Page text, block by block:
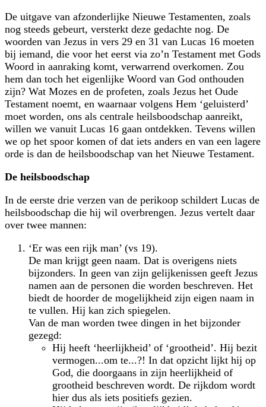
De uitgave van afzonderlijke Nieuwe Testamenten, zoals
nog steeds gebeurt, versterkt deze gedachte nog. De
woorden van Jezus in vers 29 en 31 van Lucas 16 moeten
bij iemand, die voor het eerst via zo’n Testament met Gods
Woord in aanraking komt, verwarrend overkomen. Zou
hem dan toch het eigenlijke Woord van God onthouden
zijn? Wat Mozes en de profeten, zoals Jezus het Oude
Testament noemt, en waarnaar volgens Hem ‘geluisterd’
moet worden, ons als centrale heils­boodschap aanreikt,
willen we vanuit Lucas 16 gaan ontdekken. Tevens willen
we op het spoor komen of dat iets anders en van een lagere
orde is dan de heils­boodschap van het Nieuwe Testament.
De heilsboodschap
In de eerste drie verzen van de perikoop schildert Lucas de
heilsboodschap die hij wil overbrengen. Jezus vertelt daar
over twee mannen:
‘Er was een rijk man’ (vs 19).
De man krijgt geen naam. Dat is overigens niets
bijzonders. In geen van zijn gelijkenissen geeft Jezus
namen aan de personen die worden beschreven. Het
biedt de hoorder de mogelijkheid zijn eigen naam in
te vullen. Hij kan zich spiegelen.
Van de man worden twee dingen in het bijzonder
gezegd:
Hij heeft ‘heerlijkheid’ of ‘grootheid’. Hij bezit
vermogen...om te...?! In dat opzicht lijkt hij op
God, die doorgaans in zijn heerlijkheid of
grootheid beschreven wordt. De rijkdom wordt
hier dus als iets positiefs gezien.